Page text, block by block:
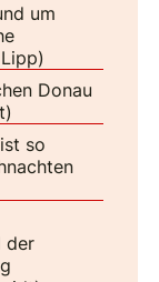
um
Donau
so
der